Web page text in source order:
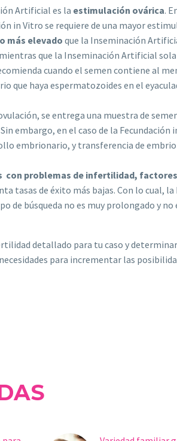
Artificial es la estimulación ovárica.
in Vitro se requiere de una mayor
más elevado que la Inseminación
que la Inseminación Artificial
cuando el semen contiene al
que haya espermatozoides en el
se entrega una muestra de
embargo, en el caso de la
embrionario, y transferencia de
con problemas de infertilidad,
tasas de éxito más bajas. Con lo cual,
de búsqueda no es muy prolongado y
detallado para tu caso y
para incrementar las